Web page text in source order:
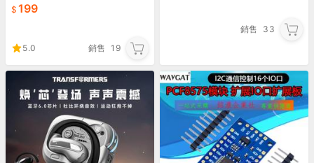
199
5.0 銷售 19
銷售 33